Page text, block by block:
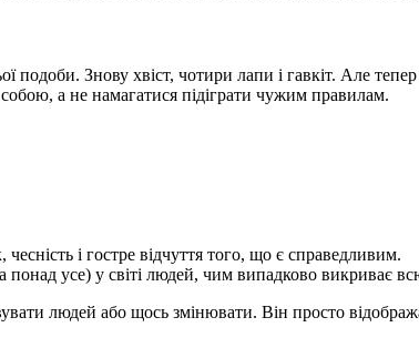
подоби. Знову хвіст, чотири лапи і гавкіт. Але
а не намагатися підіграти чужим правилам.
і гостре відчуття того, що є справедливим.
усе) у світі людей, чим випадково викриває
людей або щось змінювати. Він просто